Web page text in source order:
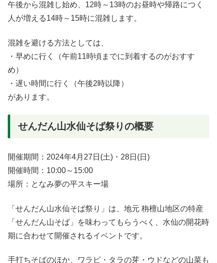
午後から混雑し始め、12時～13時のお昼時や帰路につく
人が増える14時～15時に混雑します。
混雑を避ける方法としては、
・早めに行く（午前11時頃までに到着するのがおすす
め）
・遅い時間に行く（午後2時以降）
があります。
せんだん山水仙そば祭りの概要
開催期間：2024年4月27日(土)・28日(日)
開催時間：10:00～15:00
場所：となみ夢の平スキー場
「せんだん山水仙そば祭り」は、地元 栴檀山地区の特産
「せんだん山そば」を味わってもらうべく、水仙の開花時
期に合わせて開催されるイベントです。
手打ちそばのほか、ワラビ・タラの芽・ウドなどの山菜も